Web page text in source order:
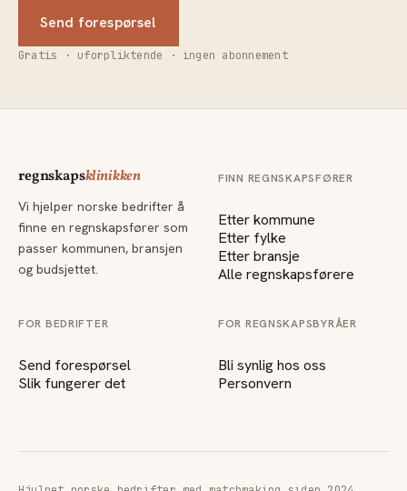
Send forespørsel
Gratis · uforpliktende · ingen abonnement
regnskapsklinikken
Vi hjelper norske bedrifter å
finne en regnskapsfører som
passer kommunen, bransjen
og budsjettet.
FINN REGNSKAPSFØRER
Etter kommune
Etter fylke
Etter bransje
Alle regnskapsførere
FOR BEDRIFTER
Send forespørsel
Slik fungerer det
FOR REGNSKAPSBYRÅER
Bli synlig hos oss
Personvern